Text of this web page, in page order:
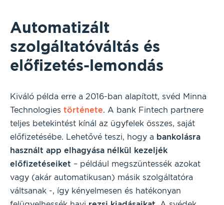
Automatizált
szolgáltatóváltás és
előfizetés-lemondás
Kiváló példa erre a 2016-ban alapított, svéd Minna
Technologies története. A bank Fintech partnere
teljes betekintést kínál az ügyfelek összes, saját
előfizetésébe. Lehetővé teszi, hogy a bankolásra
használt app elhagyása nélkül kezeljék
előfizetéseiket – például megszüntessék azokat
vagy (akár automatikusan) másik szolgáltatóra
váltsanak -, így kényelmesen és hatékonyan